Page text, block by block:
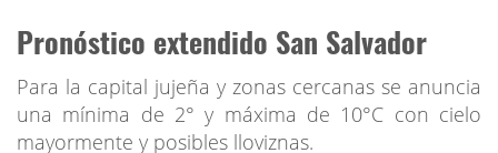
Pronóstico extendido San Salvador
Para la capital jujeña y zonas cercanas se anuncia
una mínima de 2° y máxima de 10°C con cielo
mayormente y posibles lloviznas.